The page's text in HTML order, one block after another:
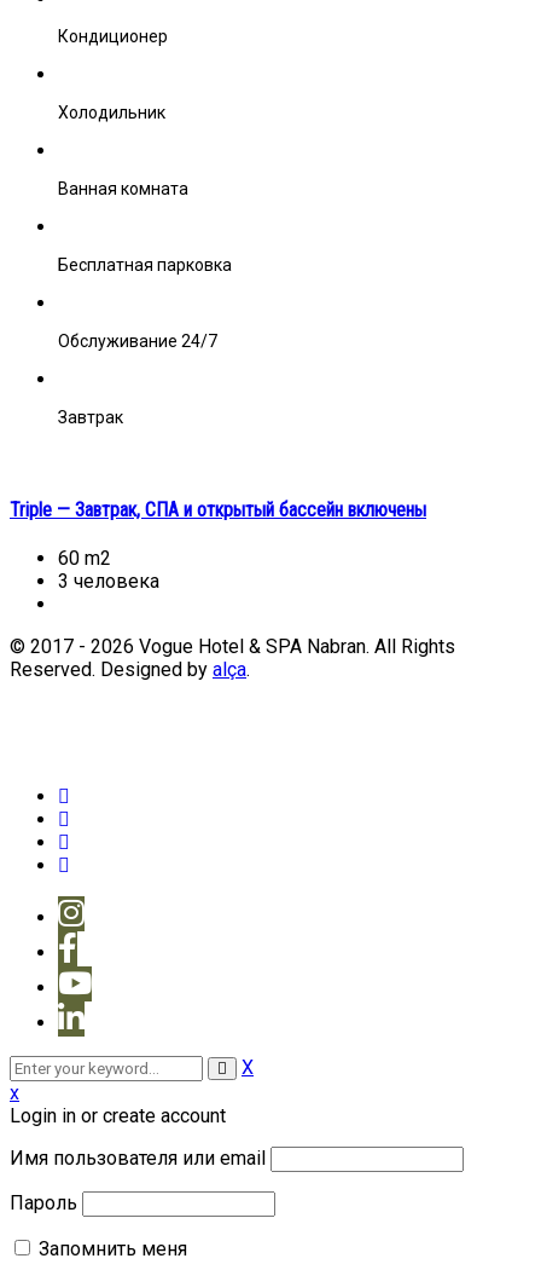
Кондиционер
Холодильник
Ванная комната
Бесплатная парковка
Обслуживание 24/7
Завтрак
Triple — Завтрак, СПА и открытый бассейн включены
60 m2
3 человека
© 2017 - 2026 Vogue Hotel & SPA Nabran. All Rights
Reserved. Designed by alça.
X
x
Login in or create account
Имя пользователя или email
Пароль
Запомнить меня